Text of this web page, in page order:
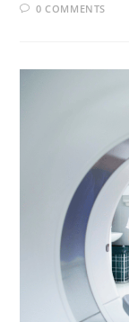
0 COMMENTS